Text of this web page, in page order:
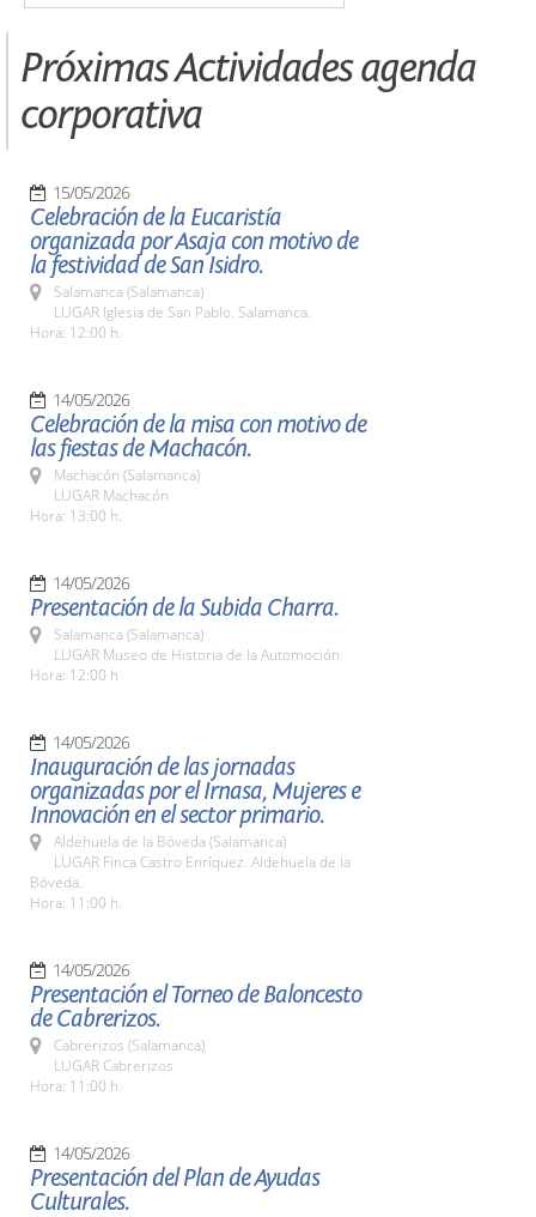
Próximas Actividades agenda
corporativa
15/05/2026
Celebración de la Eucaristía
organizada por Asaja con motivo de
la festividad de San Isidro.
Salamanca (Salamanca)
LUGAR Iglesia de San Pablo. Salamanca.
Hora: 12:00 h.
14/05/2026
Celebración de la misa con motivo de
las fiestas de Machacón.
Machacón (Salamanca)
LUGAR Machacón
Hora: 13:00 h.
14/05/2026
Presentación de la Subida Charra.
Salamanca (Salamanca)
LUGAR Museo de Historia de la Automoción
Hora: 12:00 h
14/05/2026
Inauguración de las jornadas
organizadas por el Irnasa, Mujeres e
Innovación en el sector primario.
Aldehuela de la Bóveda (Salamanca)
LUGAR Finca Castro Enríquez. Aldehuela de la
Bóveda.
Hora: 11:00 h.
14/05/2026
Presentación el Torneo de Baloncesto
de Cabrerizos.
Cabrerizos (Salamanca)
LUGAR Cabrerizos
Hora: 11:00 h.
14/05/2026
Presentación del Plan de Ayudas
Culturales.